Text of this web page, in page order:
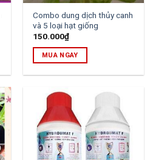
Combo dung dịch thủy canh
và 5 loại hạt giống
150.000₫
MUA NGAY